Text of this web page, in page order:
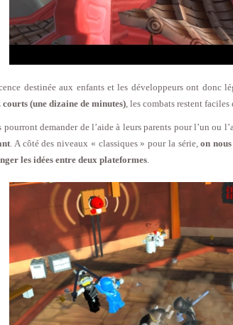
destinée aux enfants et les développeurs ont donc
courts (une dizaine de minutes) , les combats restent
pourront demander de l’aide à leurs parents pour l’un ou
. A côté des niveaux « classiques » pour la série, on
les idées entre deux plateformes